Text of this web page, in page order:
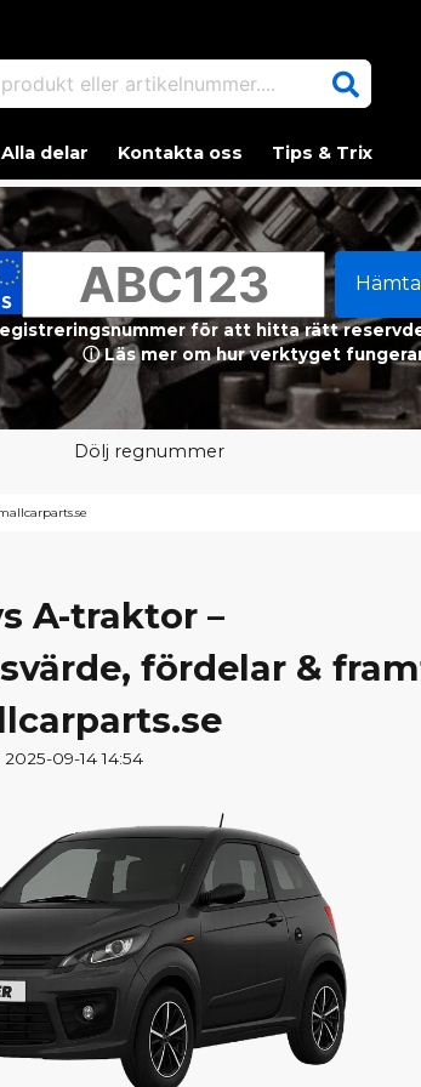
eller artikelnummer....
Alla delar Kontakta oss Tips & Trix
för att hitta rätt
ⓘ Läs mer om hur verktyget
Dölj regnummer
A-traktor –
fördelar &
09-14 14:54